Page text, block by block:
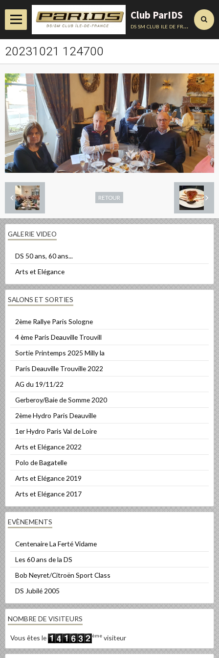
Club ParIDS
ds sm club ile de france
Accueil
Album
Annuaire
Contact
Conseils Techniques
20231021 124700
RETOUR
GALERIE VIDEO
DS 50 ans, 60 ans...
Arts et Elégance
SALONS ET SORTIES
2ème Rallye Paris Sologne
4 ème Paris Deauville Trouvill
Sortie Printemps 2025 Milly la
Paris Deauville Trouville 2022
AG du 19/11/22
Gerberoy/Baie de Somme 2020
2ème Hydro Paris Deauville
1er Hydro Paris Val de Loire
Arts et Elégance 2022
Polo de Bagatelle
Arts et Elégance 2019
Arts et Elégance 2017
EVÈNEMENTS
Centenaire La Ferté Vidame
Les 60 ans de la DS
Bob Neyret/Citroën Sport Class
DS Jubilé 2005
NOMBRE DE VISITEURS
Vous êtes le ème visiteur